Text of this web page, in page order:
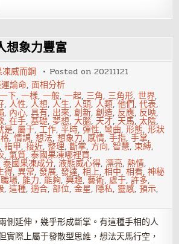
想象力豐富
凍威而鋼 Posted on20211121
論命,面相分析
一下,一樣,一般,一起, 三角, 三角形,世界,
,人性,人想,人生,人頭,人類,他們,代表,
, 內心,具有, 出來,創新,創造, 反應, 反映,
,在手,基礎,夢想,大腦, 天才, 天馬,太陰,
是,屬于,工作,平時,彈性, 彎曲,形態,形狀
,情調,想法,想象力,感情,手指,手掌,
,指甲,接近,整理, 斷掌, 方向,智慧,束縛,
,氣質,泰國果凍哪裡買,
泰國果凍成分,液態威心得,漂亮,熱情,
得,異常,發展,發達,相上,相中,相看,神秘
職場, 能力, 能夠,興趣,藝術, 處于,許多,
,這種,適合,部位,金星, 隱私, 靈感,預示,
側延伸，幾乎形成斷掌。有這種手相的人
實際上屬于發散型思維，想法天馬行空，